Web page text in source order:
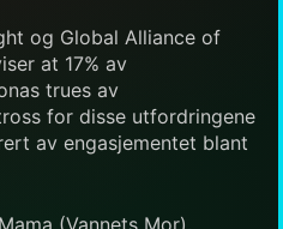
og Global Alliance of
at 17% av
trues av
for disse utfordringene
av engasjementet blant
(Vannets Mor),